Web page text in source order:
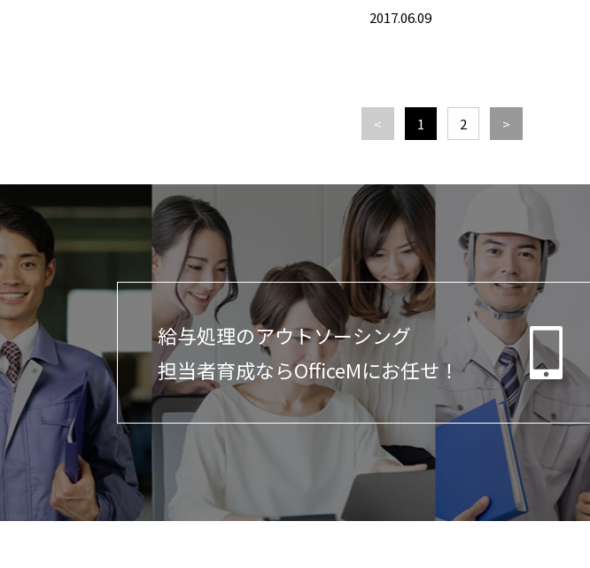
2017.06.09
< 1 2 >
給与処理のアウトソーシング
担当者育成ならOfficeMにお任せ！